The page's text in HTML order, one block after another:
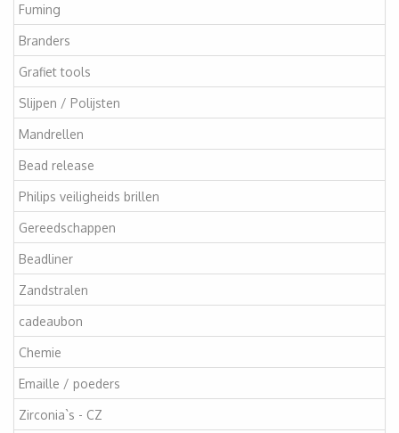
Fuming
Branders
Grafiet tools
Slijpen / Polijsten
Mandrellen
Bead release
Philips veiligheids brillen
Gereedschappen
Beadliner
Zandstralen
cadeaubon
Chemie
Emaille / poeders
Zirconia`s - CZ